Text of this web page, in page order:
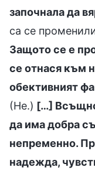
започнала да
са се
Защото се е
се отнася към
обективният
(Не.) […]
да има добра
непременно.
надежда,